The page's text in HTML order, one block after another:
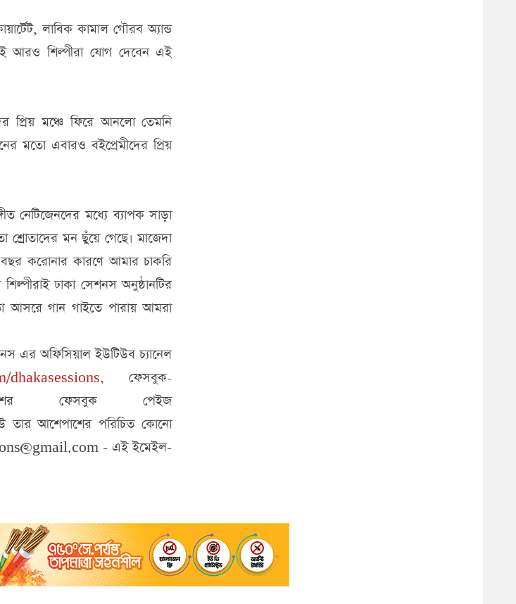
লাবিক কামাল গৌরব অ্যান্ড
আরও শিল্পীরা যোগ দেবেন এই
প্রিয় মঞ্চে ফিরে আনলো তেমনি
মতো এবারও বইপ্রেমীদের প্রিয়
নেটিজেনদের মধ্যে ব্যাপক সাড়া
মন ছুঁয়ে গেছে। মাজেদা
করোনার কারণে আমার চাকরি
ঢাকা সেশনস অনুষ্ঠানটির
আসরে গান গাইতে পারায় আমরা
এর অফিসিয়াল ইউটিউব চ্যানেল
dhakasessions, ফেসবুক-
ফেসবুক পেইজ
তার আশেপাশের পরিচিত কোনো
- এই ইমেইল-